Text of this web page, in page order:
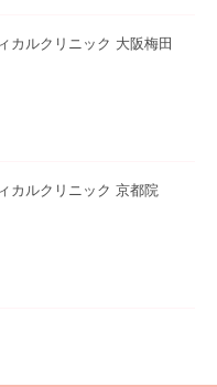
カルクリニック 大阪梅田
カルクリニック 京都院